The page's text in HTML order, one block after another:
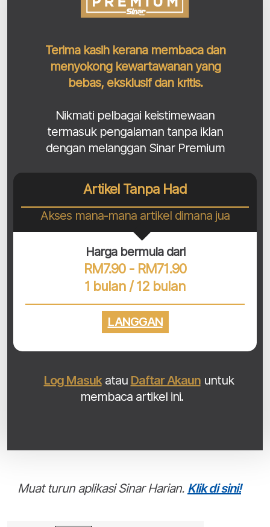
Terima kasih kerana membaca dan
menyokong kewartawanan yang
bebas, eksklusif dan kritis.
Nikmati pelbagai keistimewaan
termasuk pengalaman tanpa iklan
dengan melanggan Sinar Premium
Artikel Tanpa Had
Akses mana-mana artikel dimana jua
Harga bermula dari
RM7.90 - RM71.90
1 bulan / 12 bulan
LANGGAN
Log Masukatau Daftar Akaununtuk
membaca artikel ini.
Muat turun aplikasi Sinar Harian. Klik di sini!